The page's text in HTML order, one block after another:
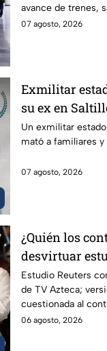
avance de trenes,
incidencias.
07 agosto, 2026
Exmilitar
su ex en
llevó a su hijo
Un exmilitar
mató a familiares
07 agosto, 2026
¿Quién los
desvirtuar
credibilidad
Estudio Reuters
de TV Azteca;
cuestionada al
06 agosto, 2026